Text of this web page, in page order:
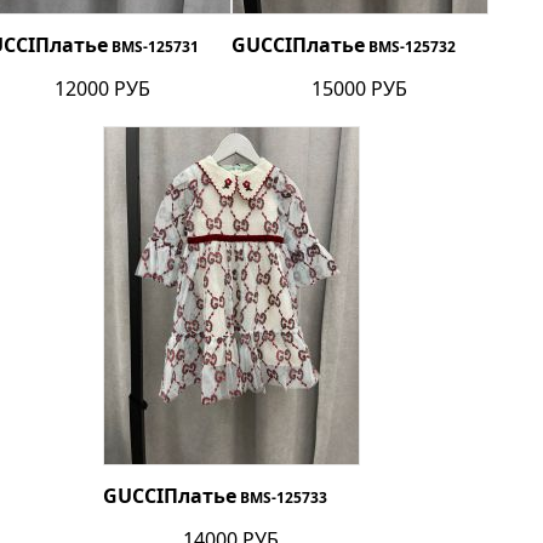
Платье BMS-125731
12000 РУБ
Платье
GUCCI BMS-125732
15000 РУБ
Платье
GUCCI BMS-125733